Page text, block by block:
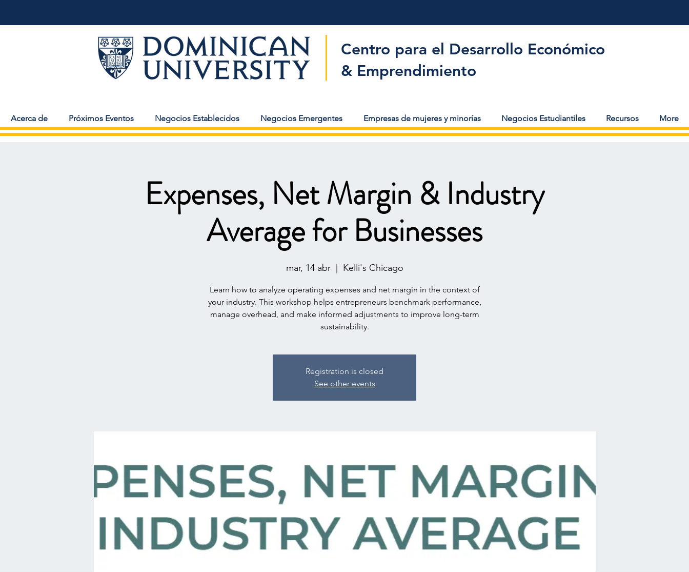
Centro para el Desarrollo Económico
& Emprendimiento
Acerca de Próximos Eventos Negocios Establecidos Negocios Emergentes Empresas de mujeres y minorías Negocios Estudiantiles Recursos More
Expenses, Net Margin & Industry
Average for Businesses
mar, 14 abr
  |
Kelli's Chicago
Learn how to analyze operating expenses and net margin in the context of
your industry. This workshop helps entrepreneurs benchmark performance,
manage overhead, and make informed adjustments to improve long-term
sustainability.
Registration is closed
See other events